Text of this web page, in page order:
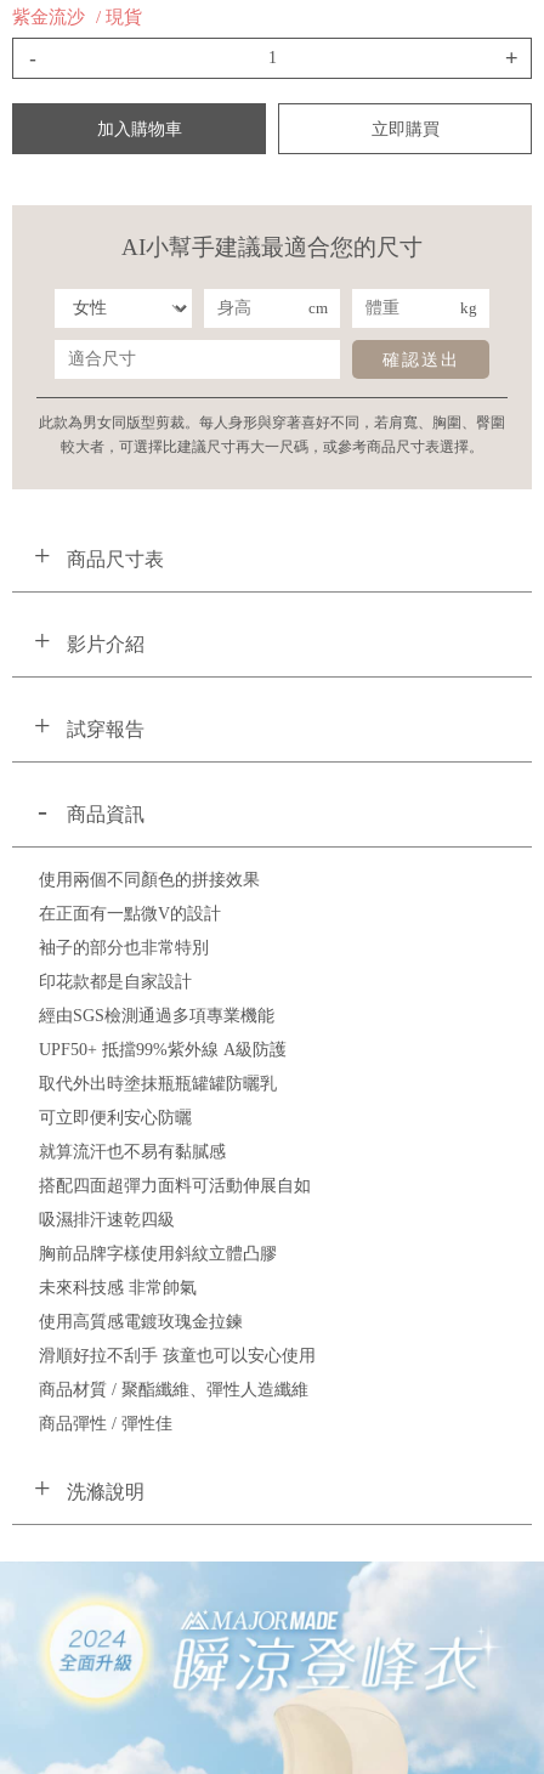
紫金流沙 / 現貨
- +
加入購物車 立即購買
AI小幫手建議最適合您的尺寸
cm kg
確認送出
此款為男女同版型剪裁。每人身形與穿著喜好不同，若肩寬、胸圍、臀圍
較大者，可選擇比建議尺寸再大一尺碼，或參考商品尺寸表選擇。
商品尺寸表
影片介紹
試穿報告
商品資訊
使用兩個不同顏色的拼接效果
在正面有一點微V的設計
袖子的部分也非常特別
印花款都是自家設計
經由SGS檢測通過多項專業機能
UPF50+ 抵擋99%紫外線 A級防護
取代外出時塗抹瓶瓶罐罐防曬乳
可立即便利安心防曬
就算流汗也不易有黏膩感
搭配四面超彈力面料可活動伸展自如
吸濕排汗速乾四級
胸前品牌字樣使用斜紋立體凸膠
未來科技感 非常帥氣
使用高質感電鍍玫瑰金拉鍊
滑順好拉不刮手 孩童也可以安心使用
商品材質 / 聚酯纖維、彈性人造纖維
商品彈性 / 彈性佳
洗滌說明